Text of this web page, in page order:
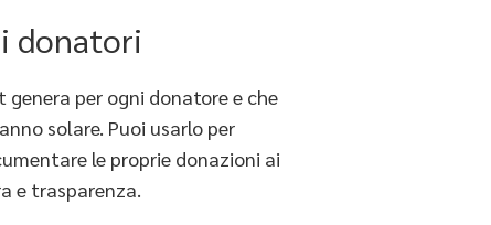
donatori
genera per ogni donatore e che
solare. Puoi usarlo per
le proprie donazioni ai
e trasparenza.